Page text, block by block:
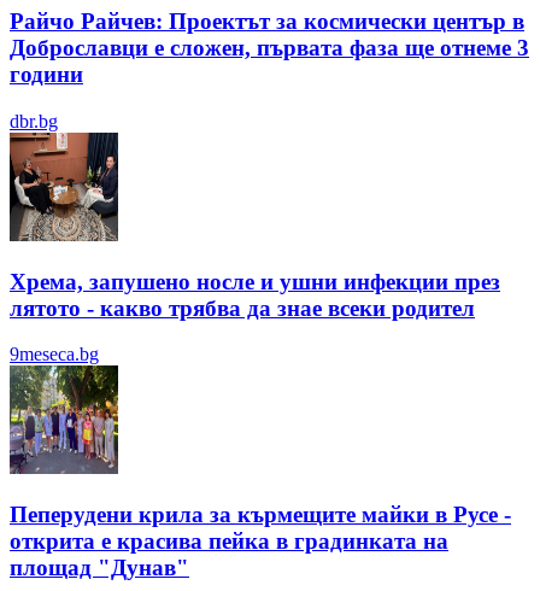
Райчо Райчев: Проектът за космически център в
Доброславци е сложен, първата фаза ще отнеме 3
години
dbr.bg
Хрема, запушено носле и ушни инфекции през
лятотo - какво трябва да знае всеки родител
9meseca.bg
Пеперудени крила за кърмещите майки в Русе -
открита е красива пейка в градинката на
площад "Дунав"